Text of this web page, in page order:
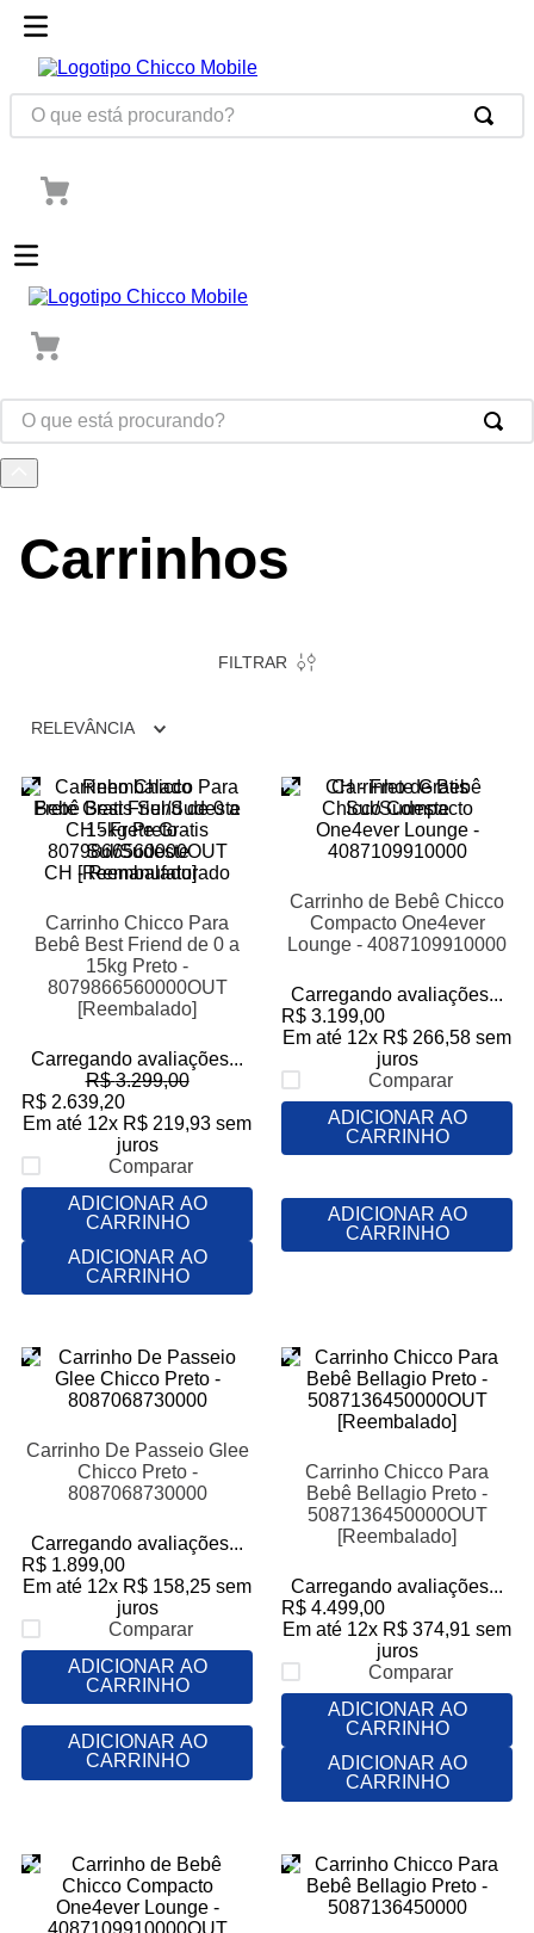
Carrinhos
FILTRAR
RELEVÂNCIA
Reembalado
Frete Gratis Sul/Sudeste
CH - Frete Gratis
Sul/Sudeste
CH - Remanufaturado
Carrinho Chicco Para
Bebê Best Friend de 0 a
15kg Preto -
8079866560000OUT
[Reembalado]
Carregando avaliações...
R$ 3.299,00
R$ 2.639,20
Em até 12x R$ 219,93 sem
juros
Comparar
ADICIONAR AO
CARRINHO
ADICIONAR AO
CARRINHO
CH - Frete Gratis
Sul/Sudeste
Carrinho de Bebê Chicco
Compacto One4ever
Lounge - 4087109910000
Carregando avaliações...
R$ 3.199,00
Em até 12x R$ 266,58 sem
juros
Comparar
ADICIONAR AO
CARRINHO
ADICIONAR AO
CARRINHO
Carrinho De Passeio Glee
Chicco Preto -
8087068730000
Carregando avaliações...
R$ 1.899,00
Em até 12x R$ 158,25 sem
juros
Comparar
ADICIONAR AO
CARRINHO
ADICIONAR AO
CARRINHO
Carrinho Chicco Para
Bebê Bellagio Preto -
5087136450000OUT
[Reembalado]
Carregando avaliações...
R$ 4.499,00
Em até 12x R$ 374,91 sem
juros
Comparar
ADICIONAR AO
CARRINHO
ADICIONAR AO
CARRINHO